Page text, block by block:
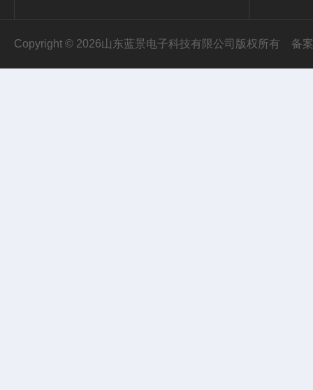
Copyright © 2026山东蓝景电子科技有限公司版权所有 备